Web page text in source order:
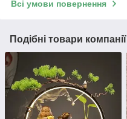
Всі умови повернення
Подібні товари компанії